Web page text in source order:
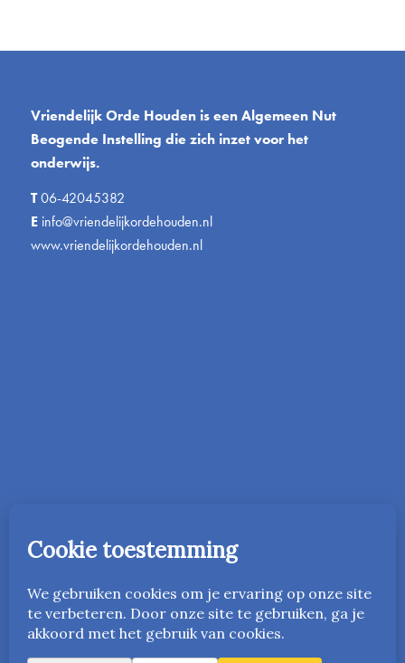
Vriendelijk Orde Houden is een Algemeen Nut
Beogende Instelling die zich inzet voor het
onderwijs.
T06-42045382
E info@vriendelijkordehouden.nl
www.vriendelijkordehouden.nl
gestart in Nederland. Vanaf 2023 is deze ook beschikbaar
in het Engels alswww.friendlyandfairteaching.com